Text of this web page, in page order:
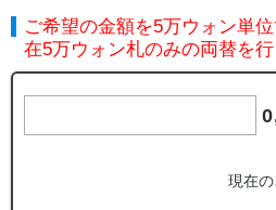
ご希望の金額を5万ウォン単
在5万ウォン札のみの両替を行
現在